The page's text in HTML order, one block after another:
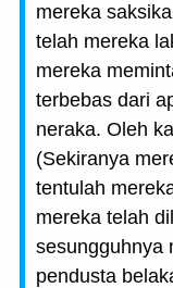
mereka
telah mereka
mereka
terbebas dari
neraka. Oleh
(Sekiranya
tentulah
mereka telah
sesungguhnya
pendusta